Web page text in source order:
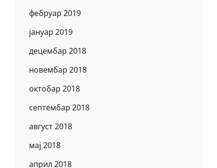
фебруар 2019
јануар 2019
децембар 2018
новембар 2018
октобар 2018
септембар 2018
август 2018
мај 2018
април 2018